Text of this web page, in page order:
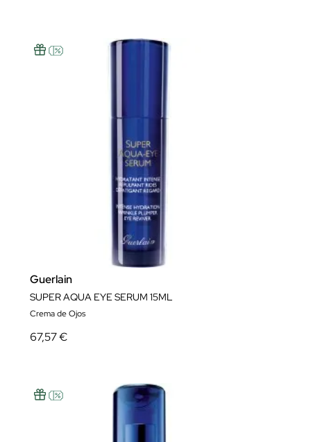
Guerlain
SUPER AQUA EYE SERUM 15ML
Crema de Ojos
67,57 €